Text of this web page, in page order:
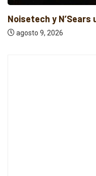
Noisetech y
agosto 9, 2026